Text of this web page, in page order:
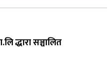
द्धारा सञ्चालित